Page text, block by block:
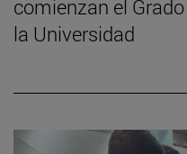
comienzan el
la Universidad